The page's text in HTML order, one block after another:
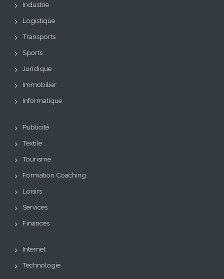
Industrie
Logistique
Transports
Sports
Juridique
Immobilier
Informatique
Publicité
Textile
Tourisme
Formation Coaching
Loisirs
Services
Finances
Internet
Technologie